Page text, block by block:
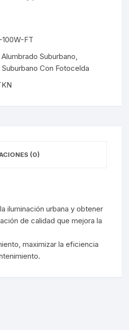
Lámparas De Emergencia
Magnéticos
Magnéticos
FT
Alumbrado Suburbano,
Suburbano Con Fotocelda
(0)
iluminación urbana y obtener
de calidad que mejora la
maximizar la eficiencia